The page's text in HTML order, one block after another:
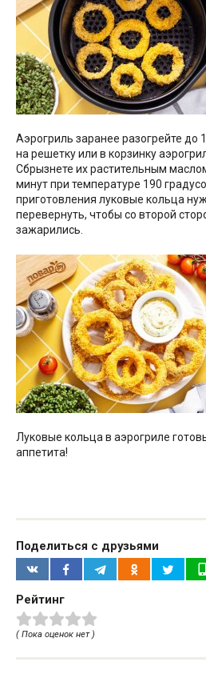
Аэрогриль заранее разогрейте до
на решетку или в корзинку
Сбрызнете их растительным
минут при температуре 190
приготовления луковые кольца
перевернуть, чтобы со второй
зажарились.
Луковые кольца в аэрогриле
аппетита!
Поделиться с друзьями
Рейтинг
( Пока оценок нет )